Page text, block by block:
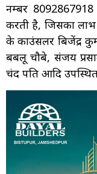
नम्बर
करती है, जिसका लाभ
के काउंसलर बिजेंद्र
बबलू चौबे, संजय
चंद पति आदि